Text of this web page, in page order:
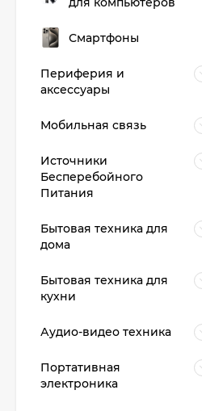
Смартфоны
Периферия и
аксессуары
Мобильная связь
Источники
Бесперебойного
Питания
Бытовая техника для
дома
Бытовая техника для
кухни
Аудио-видео техника
Портативная
электроника